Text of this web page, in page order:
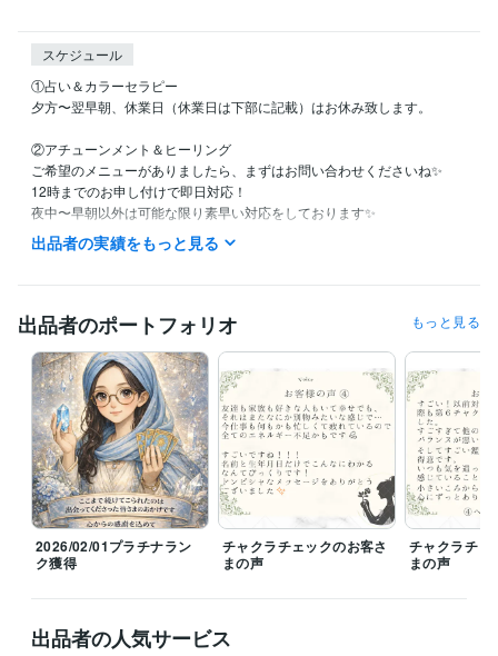
スケジュール
①占い＆カラーセラピー
夕方〜翌早朝、休業日（休業日は下部に記載）はお休み致します。
②アチューンメント＆ヒーリング
ご希望のメニューがありましたら、まずはお問い合わせくださいね✨
12時までのお申し付けで即日対応！
夜中〜早朝以外は可能な限り素早い対応をしております✨
┈┈┈┈┈┈┈ ❁ ❁ ❁ ┈┈┈┈┈┈┈┈
【休業日】
す✨
【夜間対応】
19時以降は育児などでバタバタしていることがあり、お返事が遅くなる
もしくは翌日になる可能性がございます。
経験職種
ライフスタイル・その他 / 占い師 経験年数 : 5年
ライフスタイル・その他 / マッサージ師・セラピスト 経験年数 : 4年
ライフスタイル・その他 / アドバイザー 経験年数 : 19年
受賞歴
ココナラ♡ゴールドランク達成！ ココナラ✨プラチナランク達成！
資格・検定
カラーセラピスト
アロマテラピー検定1級 取得年 : 2004年
出品者の実績をもっと見る
出品者のポートフォリオ もっと見る
2026/02/01プラチナラン
ク獲得
チャクラチェックのお客さ
まの声
チャクラチェ
まの声
出品者の人気サービス